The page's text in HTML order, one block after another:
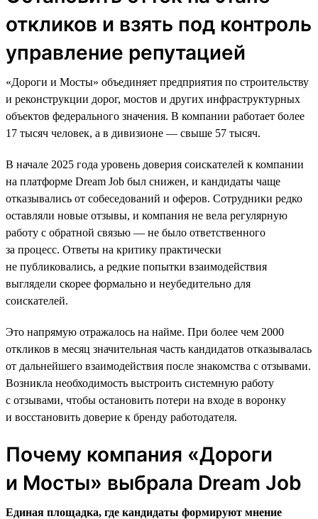
откликов и взять под контроль
управление репутацией
«Дороги и Мосты» объединяет предприятия по строительству
и реконструкции дорог, мостов и других инфраструктурных
объектов федерального значения. В компании работает более
17 тысяч человек, а в дивизионе — свыше 57 тысяч.
В начале 2025 года уровень доверия соискателей к компании
на платформе Dream Job был снижен, и кандидаты чаще
отказывались от собеседований и оферов. Сотрудники редко
оставляли новые отзывы, и компания не вела регулярную
работу с обратной связью — не было ответственного
за процесс. Ответы на критику практически
не публиковались, а редкие попытки взаимодействия
выглядели скорее формально и неубедительно для
соискателей.
Это напрямую отражалось на найме. При более чем 2000
откликов в месяц значительная часть кандидатов отказывалась
от дальнейшего взаимодействия после знакомства с отзывами.
Возникла необходимость выстроить системную работу
с отзывами, чтобы остановить потери на входе в воронку
и восстановить доверие к бренду работодателя.
Почему компания «Дороги
и Мосты» выбрала Dream Job
Единая площадка, где кандидаты формируют мнение